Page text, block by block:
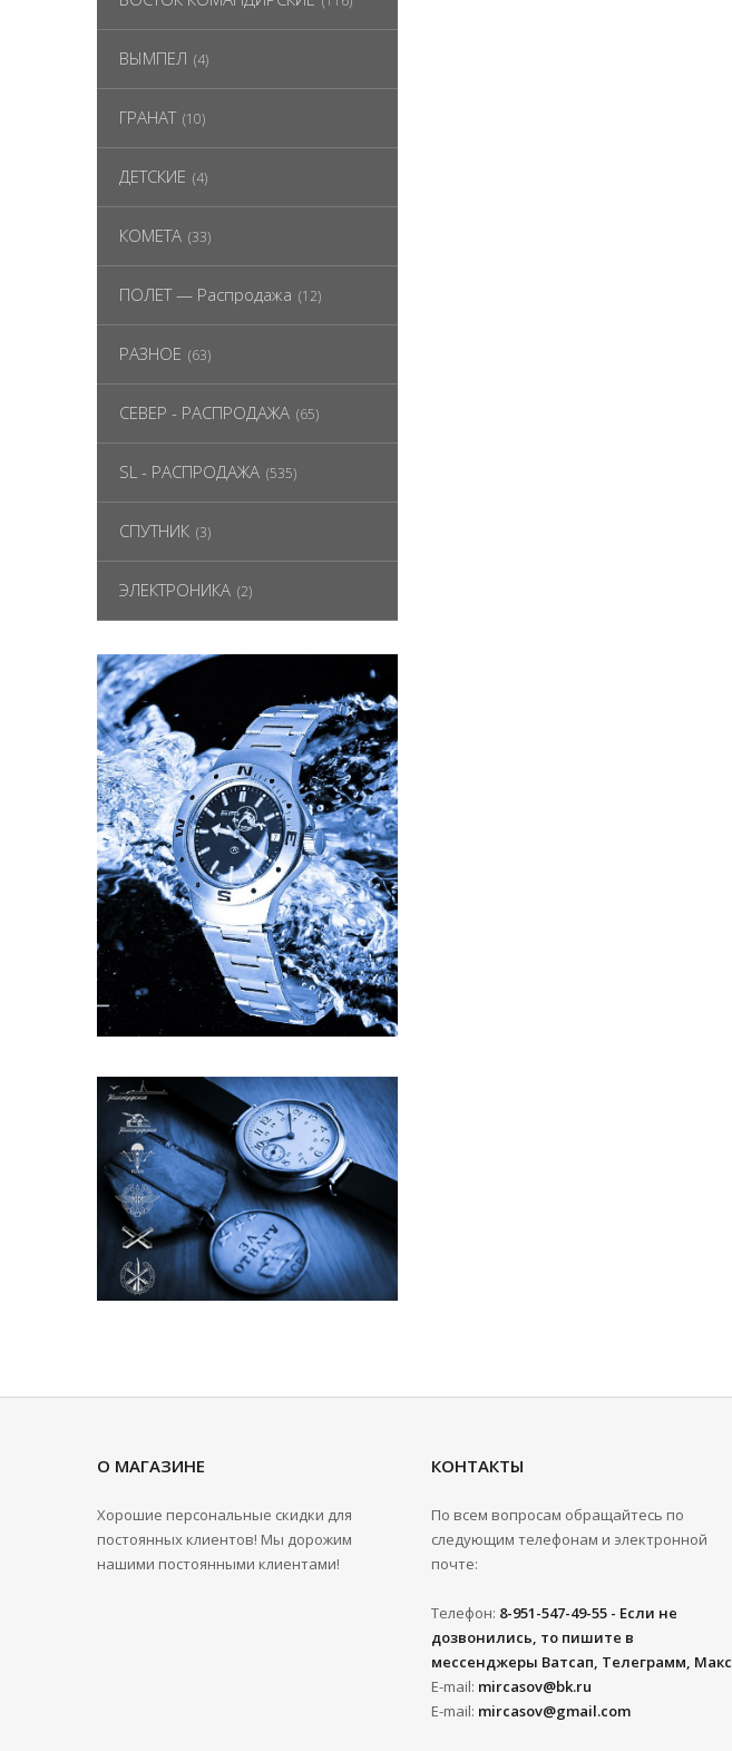
ВЫМПЕЛ (4)
ГРАНАТ (10)
ДЕТСКИЕ (4)
КОМЕТА (33)
ПОЛЕТ — Распродажа (12)
РАЗНОЕ (63)
СЕВЕР - РАСПРОДАЖА (65)
SL - РАСПРОДАЖА (535)
СПУТНИК (3)
ЭЛЕКТРОНИКА (2)
О МАГАЗИНЕ
Хорошие персональные скидки для
постоянных клиентов! Мы дорожим
нашими постоянными клиентами!
КОНТАКТЫ
По всем вопросам обращайтесь по
следующим телефонам и электронной
почте:
Телефон: 8-951-547-49-55 - Если не
дозвонились, то пишите в
мессенджеры Ватсап, Телеграмм, Макс
E-mail: mircasov@bk.ru
E-mail: mircasov@gmail.com